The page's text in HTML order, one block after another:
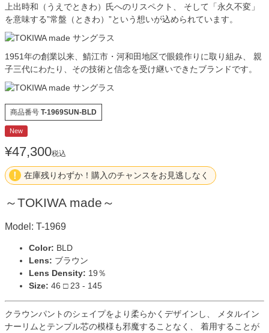
上出時和（うえでときわ）氏へのリスペクト、 そして「永久不変」
を意味する”常盤（ときわ）”という想いが込められています。
1951年の創業以来、鯖江市・河和田地区で眼鏡作りに取り組み、 親
子三代にわたり、その技術と信念を受け継いできたブランドです。
商品番号 T-1969SUN-BLD
New
¥47,300税込
在庫残りわずか！購入のチャンスをお見逃しなく
～TOKIWA made～
Model: T-1969
Color: BLD
Lens: ブラウン
Lens Density: 19％
Size: 46 □ 23 - 145
クラウンパントのシェイプをより柔らかくデザインし、 メタルイン
ナーリムとテンプル芯の模様も邪魔することなく、 着用することが